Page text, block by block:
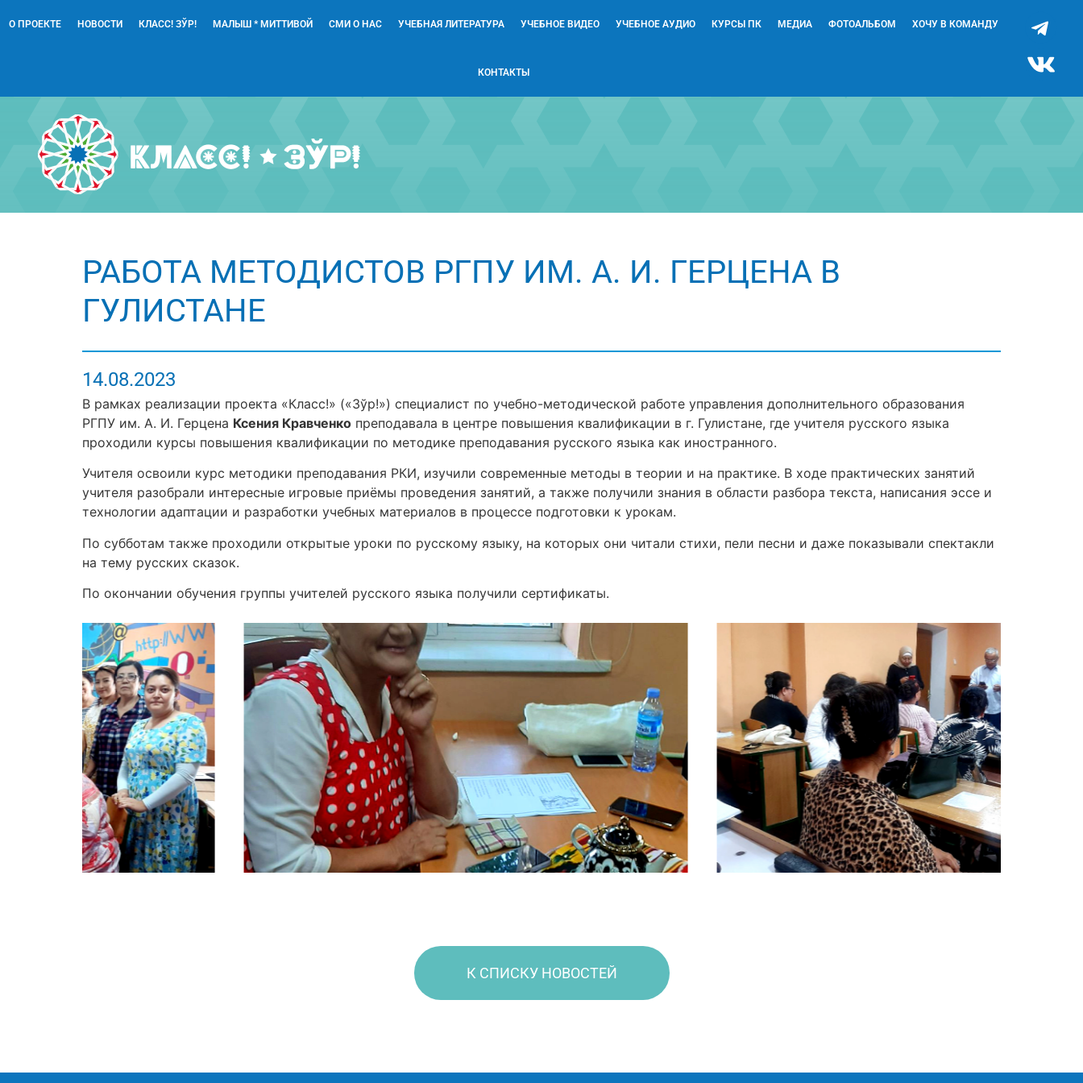
О ПРОЕКТЕ НОВОСТИ КЛАСС! ЗЎР! МАЛЫШ * МИТТИВОЙ СМИ О НАС УЧЕБНАЯ ЛИТЕРАТУРА УЧЕБНОЕ ВИДЕО УЧЕБНОЕ АУДИО КУРСЫ ПК МЕДИА ФОТОАЛЬБОМ ХОЧУ В КОМАНДУ
КОНТАКТЫ
РАБОТА МЕТОДИСТОВ РГПУ ИМ. А. И. ГЕРЦЕНА В
ГУЛИСТАНЕ
14.08.2023
В рамках реализации проекта «Класс!» («Зўр!») специалист по учебно-методической работе управления дополнительного образования
РГПУ им. А. И. Герцена Ксения Кравченко преподавала в центре повышения квалификации в г. Гулистане, где учителя русского языка
проходили курсы повышения квалификации по методике преподавания русского языка как иностранного.
Учителя освоили курс методики преподавания РКИ, изучили современные методы в теории и на практике. В ходе практических занятий
учителя разобрали интересные игровые приёмы проведения занятий, а также получили знания в области разбора текста, написания эссе и
технологии адаптации и разработки учебных материалов в процессе подготовки к урокам.
По субботам также проходили открытые уроки по русскому языку, на которых они читали стихи, пели песни и даже показывали спектакли
на тему русских сказок.
По окончании обучения группы учителей русского языка получили сертификаты.
К СПИСКУ НОВОСТЕЙ